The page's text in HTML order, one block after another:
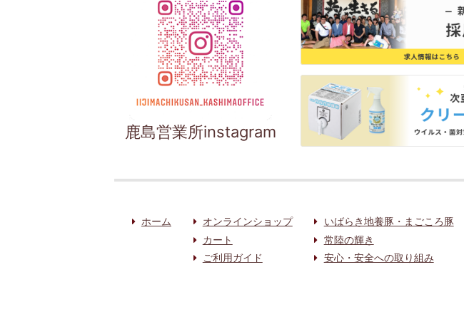
鹿島営業所instagram
ホーム
オンラインショップ
カート
ご利用ガイド
いばらき地養豚・まごころ豚
常陸の輝き
安心・安全への取り組み